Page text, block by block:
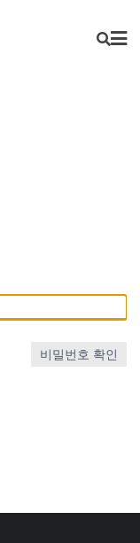
비밀번호 확인